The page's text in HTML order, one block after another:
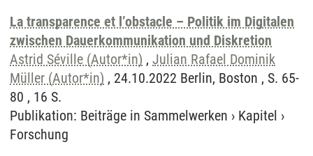
La transparence et l’obstacle – Politik im Digitalen
zwischen Dauerkommunikation und Diskretion
Astrid Séville (Autor*in) , Julian Rafael Dominik
Müller (Autor*in) , 24.10.2022 Berlin, Boston , S. 65-
80 , 16 S.
Publikation: Beiträge in Sammelwerken › Kapitel ›
Forschung